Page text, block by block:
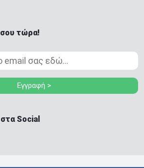
τώρα!
Εγγραφή >
Social